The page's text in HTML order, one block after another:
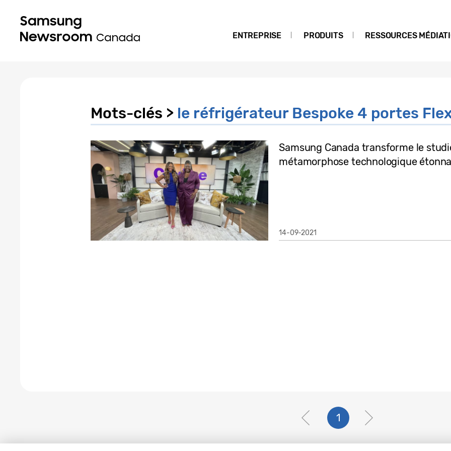
ENTREPRISE PRODUITS RESSOURCES
Mots-clés > le réfrigérateur Bespoke 4 portes
Samsung Canada transforme le
métamorphose technologique
14-09-2021
1